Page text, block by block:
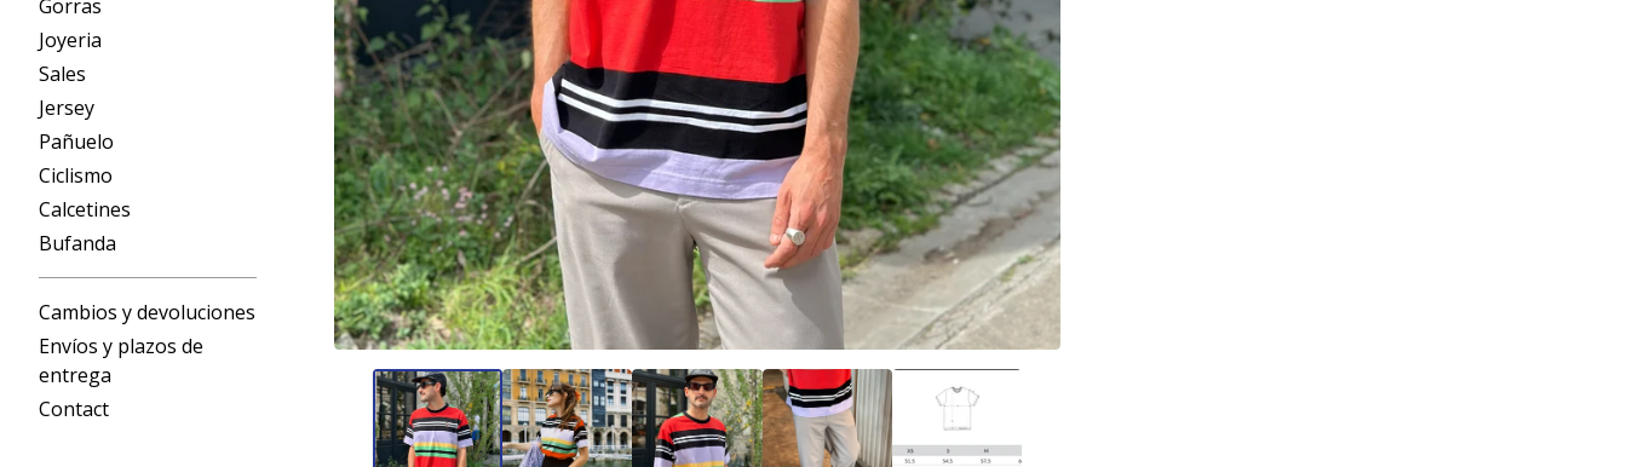
Gorras
Joyeria
Sales
Jersey
Pañuelo
Ciclismo
Calcetines
Bufanda
Cambios y devoluciones
Envíos y plazos de
entrega
Contact